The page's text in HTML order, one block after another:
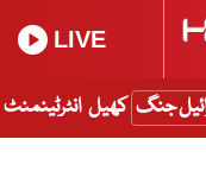
LIVE
جنگ کھیل انٹرٹینمنٹ